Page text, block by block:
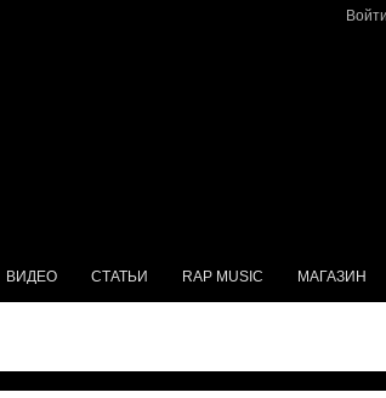
Войти
ВИДЕО СТАТЬИ RAP MUSIC МАГАЗИН